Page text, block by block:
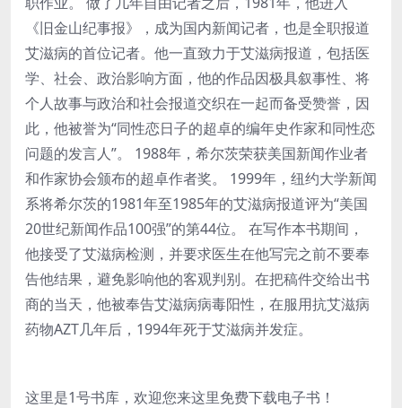
《旧金山纪事报》，成为国内新闻记者，也是全职报道
艾滋病的首位记者。他一直致力于艾滋病报道，包括医
学、社会、政治影响方面，他的作品因极具叙事性、将
个人故事与政治和社会报道交织在一起而备受赞誉，因
此，他被誉为“同性恋日子的超卓的编年史作家和同性恋
问题的发言人”。 1988年，希尔茨荣获美国新闻作业者
和作家协会颁布的超卓作者奖。 1999年，纽约大学新闻
系将希尔茨的1981年至1985年的艾滋病报道评为“美国
20世纪新闻作品100强”的第44位。 在写作本书期间，
他接受了艾滋病检测，并要求医生在他写完之前不要奉
告他结果，避免影响他的客观判别。在把稿件交给出书
商的当天，他被奉告艾滋病病毒阳性，在服用抗艾滋病
药物AZT几年后，1994年死于艾滋病并发症。
这里是1号书库，欢迎您来这里免费下载电子书！